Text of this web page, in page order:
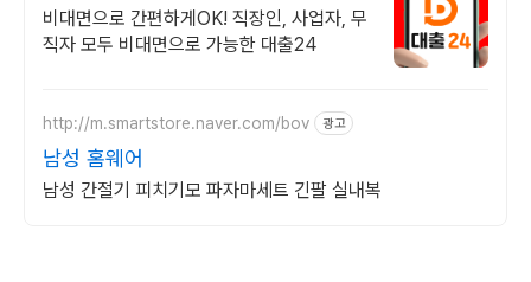
신용 대출가능!
비대면으로 간편하게OK! 직장인, 사업자, 무
직자 모두 비대면으로 가능한 대출24
http://m.smartstore.naver.com/bov 광고
남성 홈웨어
남성 간절기 피치기모 파자마세트 긴팔 실내복